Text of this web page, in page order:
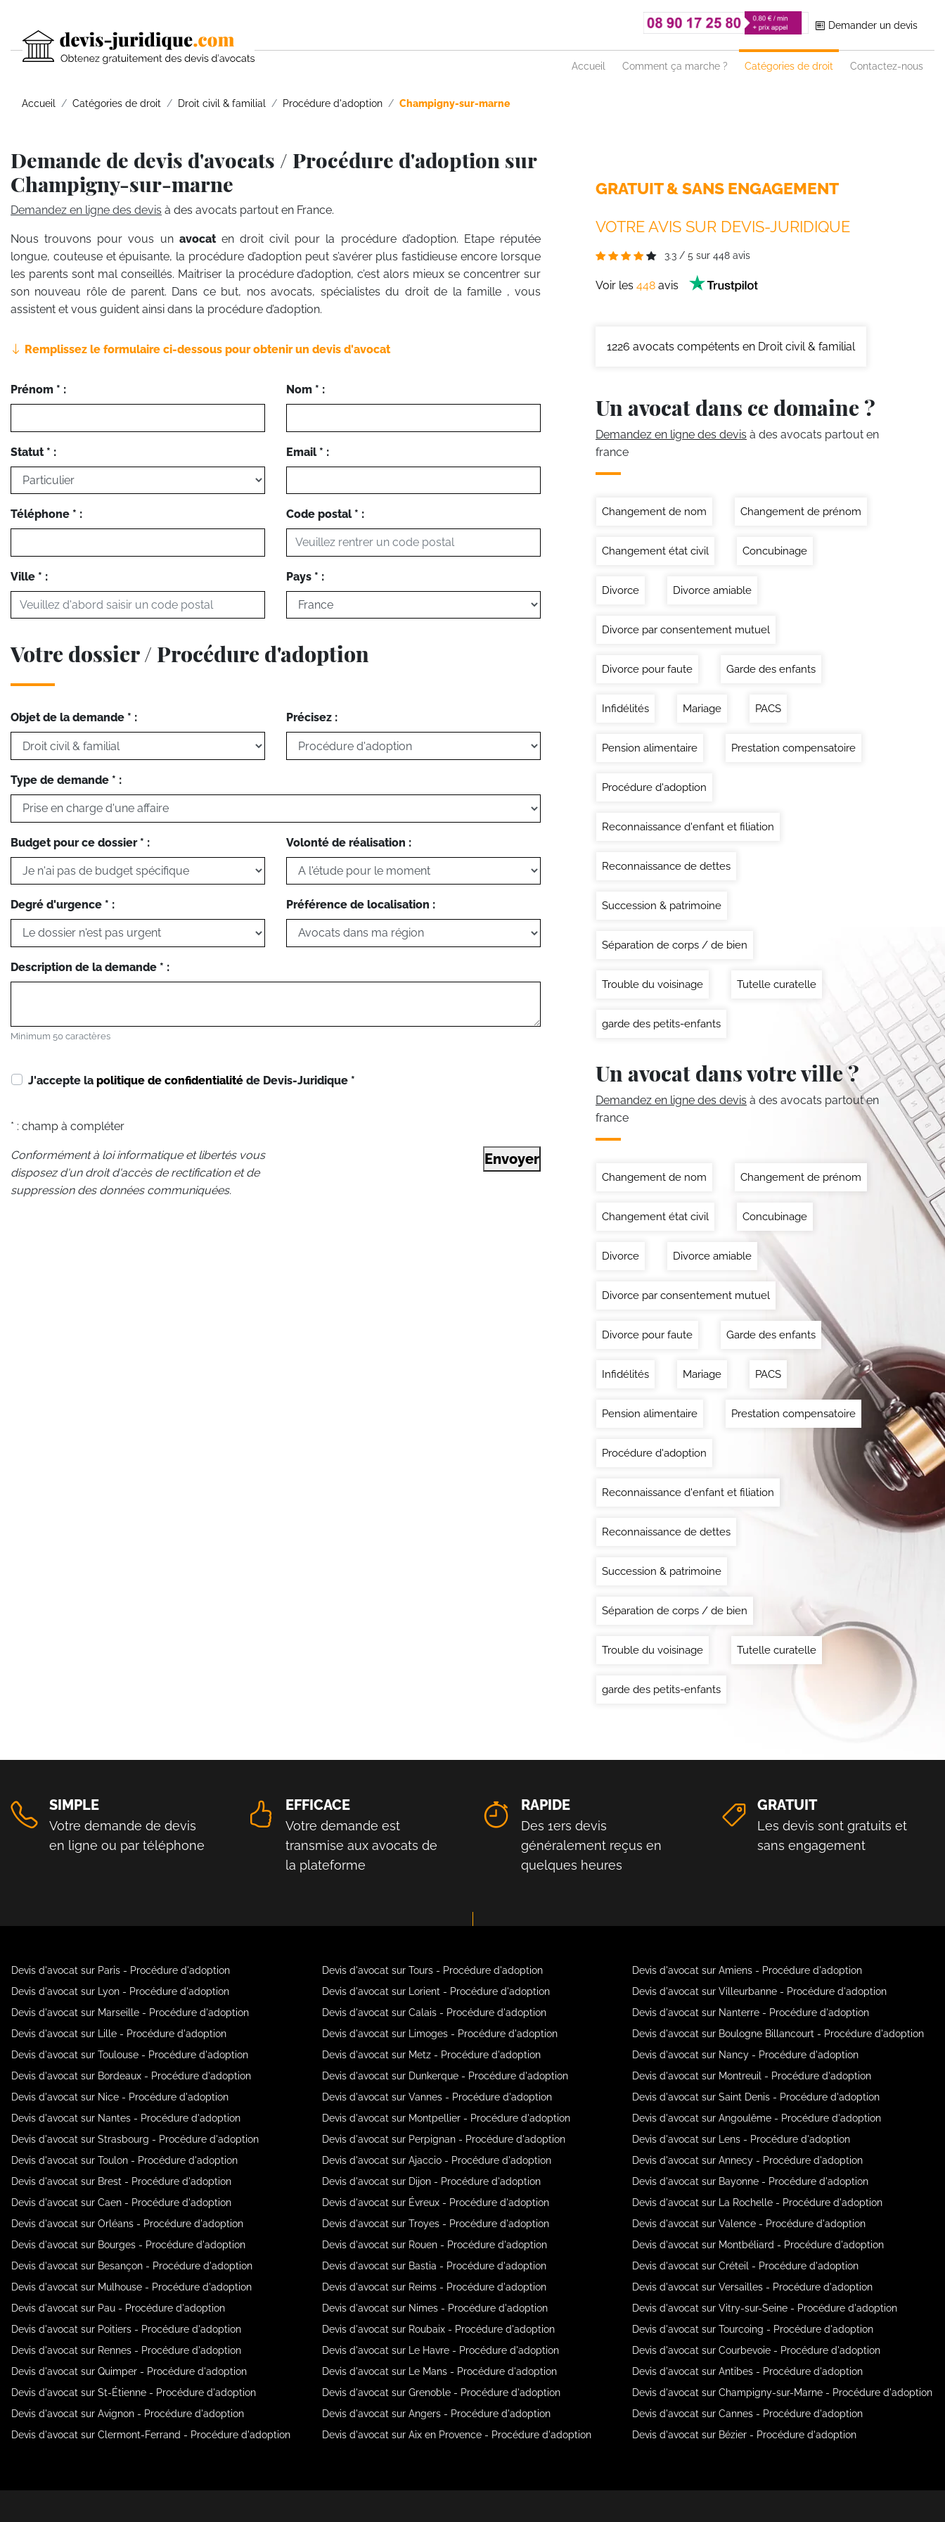
Demander un devis
Accueil Comment ça marche ? Catégories de droit Contactez-nous
Accueil Catégories de droit Droit civil & familial Procédure d'adoption Champigny-sur-marne
Demande de devis d'avocats / Procédure d'adoption sur
Champigny-sur-marne
Demandez en ligne des devis à des avocats partout en France.
Nous trouvons pour vous un avocat en droit civil pour la procédure d’adoption. Etape réputée
longue, couteuse et épuisante, la procédure d’adoption peut s’avérer plus fastidieuse encore lorsque
les parents sont mal conseillés. Maitriser la procédure d’adoption, c’est alors mieux se concentrer sur
son nouveau rôle de parent. Dans ce but, nos avocats, spécialistes du droit de la famille , vous
assistent et vous guident ainsi dans la procédure d’adoption.
Remplissez le formulaire ci-dessous pour obtenir un devis d'avocat
Prénom * : Nom * :
Statut * : Email * :
Téléphone * : Code postal * :
Ville * : Pays * :
Votre dossier / Procédure d'adoption
Objet de la demande * : Précisez :
Type de demande * :
Budget pour ce dossier * : Volonté de réalisation :
Degré d'urgence * : Préférence de localisation :
Description de la demande * :
Minimum 50 caractères
J'accepte la politique de confidentialité de Devis-Juridique *
* : champ à compléter
Conformément à loi informatique et libertés vous
disposez d'un droit d'accès de rectification et de
suppression des données communiquées.
Envoyer
GRATUIT & SANS ENGAGEMENT
VOTRE AVIS SUR DEVIS-JURIDIQUE
3.3 / 5 sur 448 avis
Voir les 448 avis
1226 avocats compétents en Droit civil & familial
Un avocat dans ce domaine ?
Demandez en ligne des devis à des avocats partout en
france
Changement de nom Changement de prénom
Changement état civil Concubinage
Divorce Divorce amiable
Divorce par consentement mutuel
Divorce pour faute Garde des enfants
Infidélités Mariage PACS
Pension alimentaire Prestation compensatoire
Procédure d'adoption
Reconnaissance d'enfant et filiation
Reconnaissance de dettes
Succession & patrimoine
Séparation de corps / de bien
Trouble du voisinage Tutelle curatelle
garde des petits-enfants
Un avocat dans votre ville ?
Demandez en ligne des devis à des avocats partout en
france
Changement de nom Changement de prénom
Changement état civil Concubinage
Divorce Divorce amiable
Divorce par consentement mutuel
Divorce pour faute Garde des enfants
Infidélités Mariage PACS
Pension alimentaire Prestation compensatoire
Procédure d'adoption
Reconnaissance d'enfant et filiation
Reconnaissance de dettes
Succession & patrimoine
Séparation de corps / de bien
Trouble du voisinage Tutelle curatelle
garde des petits-enfants
SIMPLE
Votre demande de devis
en ligne ou par téléphone
EFFICACE
Votre demande est
transmise aux avocats de
la plateforme
RAPIDE
Des 1ers devis
généralement reçus en
quelques heures
GRATUIT
Les devis sont gratuits et
sans engagement
Devis d'avocat sur Paris - Procédure d'adoption
Devis d'avocat sur Lyon - Procédure d'adoption
Devis d'avocat sur Marseille - Procédure d'adoption
Devis d'avocat sur Lille - Procédure d'adoption
Devis d'avocat sur Toulouse - Procédure d'adoption
Devis d'avocat sur Bordeaux - Procédure d'adoption
Devis d'avocat sur Nice - Procédure d'adoption
Devis d'avocat sur Nantes - Procédure d'adoption
Devis d'avocat sur Strasbourg - Procédure d'adoption
Devis d'avocat sur Toulon - Procédure d'adoption
Devis d'avocat sur Brest - Procédure d'adoption
Devis d'avocat sur Caen - Procédure d'adoption
Devis d'avocat sur Orléans - Procédure d'adoption
Devis d'avocat sur Bourges - Procédure d'adoption
Devis d'avocat sur Besançon - Procédure d'adoption
Devis d'avocat sur Mulhouse - Procédure d'adoption
Devis d'avocat sur Pau - Procédure d'adoption
Devis d'avocat sur Poitiers - Procédure d'adoption
Devis d'avocat sur Rennes - Procédure d'adoption
Devis d'avocat sur Quimper - Procédure d'adoption
Devis d'avocat sur St-Étienne - Procédure d'adoption
Devis d'avocat sur Avignon - Procédure d'adoption
Devis d'avocat sur Clermont-Ferrand - Procédure d'adoption
Devis d'avocat sur Tours - Procédure d'adoption
Devis d'avocat sur Lorient - Procédure d'adoption
Devis d'avocat sur Calais - Procédure d'adoption
Devis d'avocat sur Limoges - Procédure d'adoption
Devis d'avocat sur Metz - Procédure d'adoption
Devis d'avocat sur Dunkerque - Procédure d'adoption
Devis d'avocat sur Vannes - Procédure d'adoption
Devis d'avocat sur Montpellier - Procédure d'adoption
Devis d'avocat sur Perpignan - Procédure d'adoption
Devis d'avocat sur Ajaccio - Procédure d'adoption
Devis d'avocat sur Dijon - Procédure d'adoption
Devis d'avocat sur Évreux - Procédure d'adoption
Devis d'avocat sur Troyes - Procédure d'adoption
Devis d'avocat sur Rouen - Procédure d'adoption
Devis d'avocat sur Bastia - Procédure d'adoption
Devis d'avocat sur Reims - Procédure d'adoption
Devis d'avocat sur Nimes - Procédure d'adoption
Devis d'avocat sur Roubaix - Procédure d'adoption
Devis d'avocat sur Le Havre - Procédure d'adoption
Devis d'avocat sur Le Mans - Procédure d'adoption
Devis d'avocat sur Grenoble - Procédure d'adoption
Devis d'avocat sur Angers - Procédure d'adoption
Devis d'avocat sur Aix en Provence - Procédure d'adoption
Devis d'avocat sur Amiens - Procédure d'adoption
Devis d'avocat sur Villeurbanne - Procédure d'adoption
Devis d'avocat sur Nanterre - Procédure d'adoption
Devis d'avocat sur Boulogne Billancourt - Procédure d'adoption
Devis d'avocat sur Nancy - Procédure d'adoption
Devis d'avocat sur Montreuil - Procédure d'adoption
Devis d'avocat sur Saint Denis - Procédure d'adoption
Devis d'avocat sur Angoulême - Procédure d'adoption
Devis d'avocat sur Lens - Procédure d'adoption
Devis d'avocat sur Annecy - Procédure d'adoption
Devis d'avocat sur Bayonne - Procédure d'adoption
Devis d'avocat sur La Rochelle - Procédure d'adoption
Devis d'avocat sur Valence - Procédure d'adoption
Devis d'avocat sur Montbéliard - Procédure d'adoption
Devis d'avocat sur Créteil - Procédure d'adoption
Devis d'avocat sur Versailles - Procédure d'adoption
Devis d'avocat sur Vitry-sur-Seine - Procédure d'adoption
Devis d'avocat sur Tourcoing - Procédure d'adoption
Devis d'avocat sur Courbevoie - Procédure d'adoption
Devis d'avocat sur Antibes - Procédure d'adoption
Devis d'avocat sur Champigny-sur-Marne - Procédure d'adoption
Devis d'avocat sur Cannes - Procédure d'adoption
Devis d'avocat sur Bézier - Procédure d'adoption